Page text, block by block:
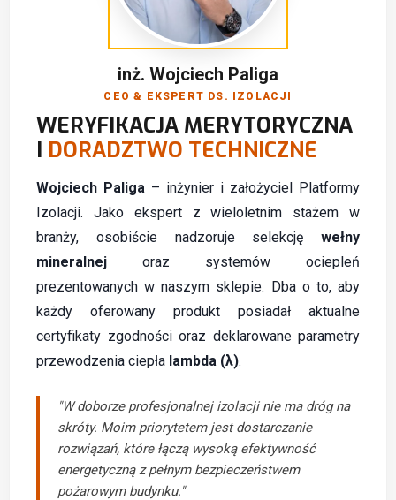
WERYFIKACJA MERYTORYCZNA
I DORADZTWO TECHNICZNE
Wojciech Paliga – inżynier i założyciel Platformy
Izolacji. Jako ekspert z wieloletnim stażem w
branży, osobiście nadzoruje selekcję wełny
mineralnej oraz systemów ociepleń
prezentowanych w naszym sklepie. Dba o to, aby
każdy oferowany produkt posiadał aktualne
certyfikaty zgodności oraz deklarowane parametry
przewodzenia ciepła lambda (λ).
"W doborze profesjonalnej izolacji nie ma dróg na
skróty. Moim priorytetem jest dostarczanie
rozwiązań, które łączą wysoką efektywność
energetyczną z pełnym bezpieczeństwem
pożarowym budynku."
inż. Wojciech Paliga
CEO & EKSPERT DS. IZOLACJI